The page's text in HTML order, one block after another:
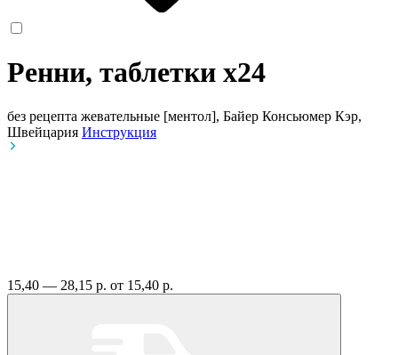
Ренни, таблетки x24
без рецепта жевательные [ментол], Байер Консьюмер Кэр,
Швейцария Инструкция
15,40 — 28,15 р. от 15,40 р.